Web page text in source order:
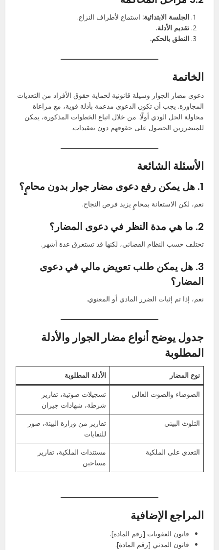
الجلسة الابتدائية: استماع لأطراف النزاع.
تقديم الأدلة.
النطق بالحكم.
الخاتمة
دعوى مضار الجوار وسيلة قانونية لحماية حقوق الأفراد من التعديات
المجاورة. يجب أن تكون الدعوى مدعمة بأدلة قوية، مع مراعاة
محاولة الحل الودي أولًا. من خلال اتباع الخطوات المذكورة، يمكن
للمتضررين الحصول على حقوقهم دون تعقيدات.
الأسئلة الشائعة
1. هل يمكن رفع دعوى مضار جوار بدون محامٍ؟
نعم، لكن الاستعانة بمحامٍ يزيد فرص النجاح.
2. ما هي مدة النظر في دعوى المضار؟
تختلف حسب النظام القضائي، لكنها قد تستغرق عدة أشهر.
3. هل يمكن طلب تعويض مالي في دعوى
المضار؟
نعم، إذا تم إثبات الضرر المادي أو المعنوي.
جدول يوضح أنواع مضار الجوار والأدلة
المطلوبة
نوع المضار الأدلة المطلوبة
الضوضاء والصوت العالي
تسجيلات صوتية، تقارير
شرطة، شهادات جيران
التلوث البيئي
تقارير من وزارة البيئة، صور
للنفايات
التعدي على الملكية
مستندات الملكية، تقارير
مساحين
المراجع الإضافية
قانون العقوبات [رقم المادة].
قانون المدني [رقم المادة].